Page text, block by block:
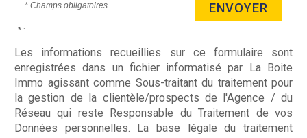
* Champs obligatoires ENVOYER
* :
Les informations recueillies sur ce formulaire sont
enregistrées dans un fichier informatisé par La Boite
Immo agissant comme Sous-traitant du traitement pour
la gestion de la clientèle/prospects de l'Agence / du
Réseau qui reste Responsable du Traitement de vos
Données personnelles. La base légale du traitement